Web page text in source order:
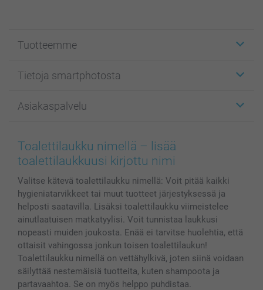
Tuotteemme
Kuvakortit
Kuvakirjat
Valokuvat, Julisteet & Taskukirjat
Kännykkä & Tabletti
Kuvakalenterit & Päivyrit
Valokuvakehykset & Lisätarvikkeet
Lahjakortti
Kaikki kuvatuotteet
Tietoja smartphotosta
Affiliate ohjelma
Evästekäytäntö
Sivukartta
Investor Relations
Asiakaspalvelu
100% tyytyväisyystakuu
smartbonus
Tilausten tila
Toalettilaukku nimellä – lisää
toalettilaukkuusi kirjottu nimi
Valitse kätevä toalettilaukku nimellä: Voit pitää kaikki
hygieniatarvikkeet tai muut tuotteet järjestyksessä ja
helposti saatavilla. Lisäksi toalettilaukku viimeistelee
ainutlaatuisen matkatyylisi. Voit tunnistaa laukkusi
nopeasti muiden joukosta. Enää ei tarvitse huolehtia, että
ottaisit vahingossa jonkun toisen toalettilaukun!
Toalettilaukku nimellä on vettähylkivä, joten siinä voidaan
säilyttää nestemäisiä tuotteita, kuten shampoota ja
partavaahtoa. Se on myös helppo puhdistaa.